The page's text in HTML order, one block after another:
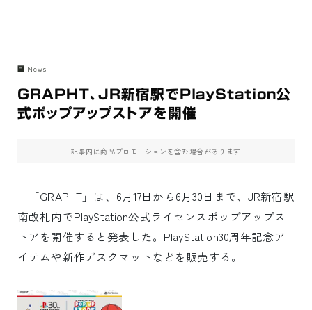
News
GRAPHT、JR新宿駅でPlayStation公
式ポップアップストアを開催
記事内に商品プロモーションを含む場合があります
「GRAPHT」は、6月17日から6月30日まで、JR新宿駅
南改札内でPlayStation公式ライセンスポップアップス
トアを開催すると発表した。PlayStation30周年記念ア
イテムや新作デスクマットなどを販売する。